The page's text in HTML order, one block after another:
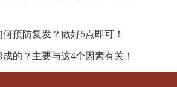
预防复发？做好5点即可！
的？主要与这4个因素有关！